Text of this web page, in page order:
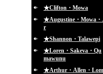
★Clifton・Mowa
★Augustine・Mowa・
r
★Shannon・Talawepi
★Loren・Sakeva・Qu
mawunu
★Arthur・Allen・Lom